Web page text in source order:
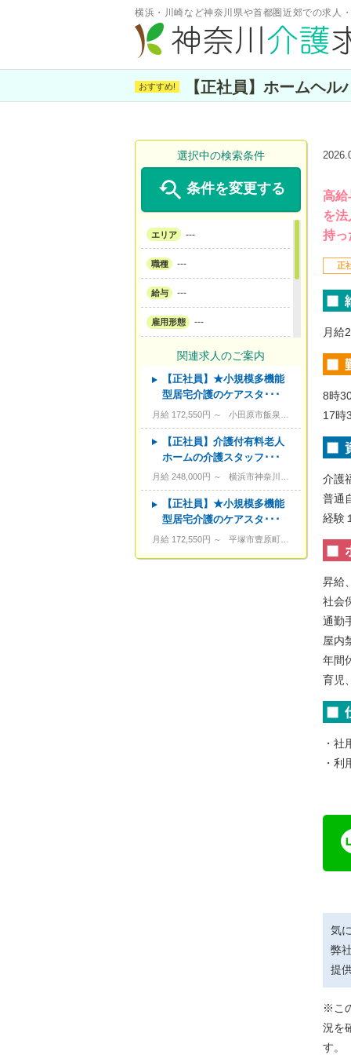
横浜・川崎など神奈川県や首都圏近郊での求人
【正社員】ホームヘ
高給
を
持っ
正
月給
8時
17時
介護
普通
経験
昇給
社会
通勤
屋内
年間
育児
・
・
気
弊
提
※こ
況を
す。
選択中の検索条件
 条件を変更する
エリア ---
職種 ---
給与 ---
雇用形態 ---
サービス形態 ---
資格 ---
こだわり条件
キーワード ---
関連求人のご案内
【正社員】★小規模多機能
型居宅介護のケアスタ･･･
月給 172,550円 ～ 小田原市飯泉1070-1
【正社員】介護付有料老人
ホームの介護スタッフ･･･
月給 248,000円 ～ 横浜市神奈川区羽沢町7-1
【正社員】★小規模多機能
型居宅介護のケアスタ･･･
月給 172,550円 ～ 平塚市豊原町14-17